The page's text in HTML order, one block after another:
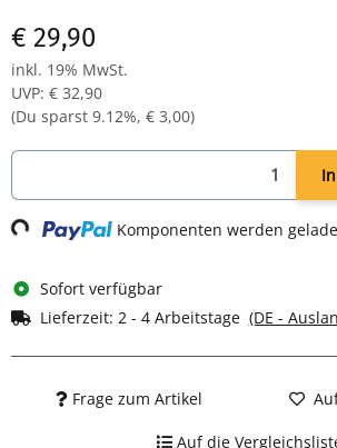
€ 29,90
inkl. 19% MwSt.
UVP: € 32,90
(Du sparst 9.12%, € 3,00)
Loading... Komponenten werden
Sofort verfügbar
Lieferzeit: 2 - 4 Arbeitstage (DE -
Frage zum Artikel
Auf die